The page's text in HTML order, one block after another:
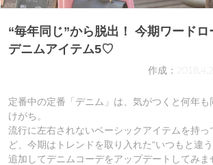
“毎年同じ”から脱出！ 今期ワード
デニムアイテム5♡
作成：
定番中の定番「デニム」は、気がつくと何年
けがち。
流行に左右されないベーシックアイテムを持っ
ど、今期はトレンドを取り入れた“いつもと違
追加してデニムコーデをアップデートしてみま